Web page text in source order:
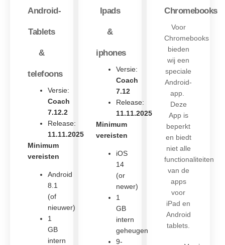
Android-
Tablets
&
telefoons
Versie:
Coach
7.12.2
Release:
11.11.2025
Minimum
vereisten
Android
8.1
(of
nieuwer)
1
GB
intern
Ipads
&
iphones
Versie:
Coach
7.12
Release:
11.11.2025
Minimum
vereisten
iOS
14
(or
newer)
1
GB
intern
geheugen
9-
Chromebooks
Voor
Chromebooks
bieden
wij een
speciale
Android-
app.
Deze
App is
beperkt
en biedt
niet alle
functionaliteiten
van de
apps
voor
iPad en
Android
tablets.